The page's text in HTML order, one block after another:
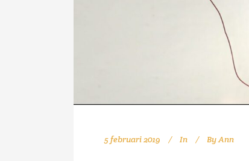
5 februari 2019 In ByAnn